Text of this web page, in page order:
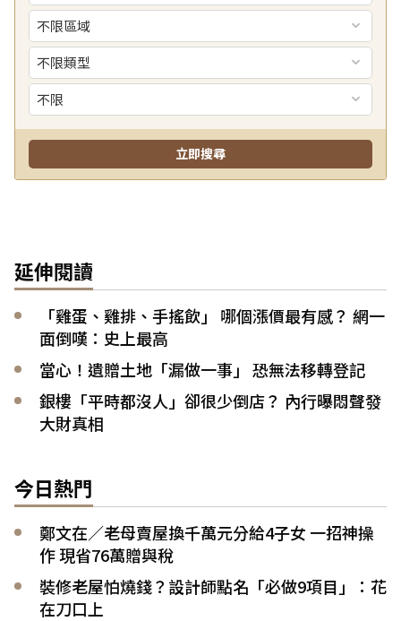
延伸閱讀
「雞蛋、雞排、手搖飲」 哪個漲價最有感？ 網一
面倒嘆：史上最高
當心！遺贈土地「漏做一事」 恐無法移轉登記
銀樓「平時都沒人」卻很少倒店？ 內行曝悶聲發
大財真相
今日熱門
鄭文在／老母賣屋換千萬元分給4子女 一招神操
作 現省76萬贈與稅
裝修老屋怕燒錢？設計師點名「必做9項目」：花
在刀口上